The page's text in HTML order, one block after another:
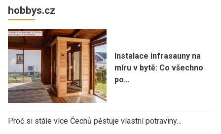
hobbys.cz
Instalace infrasauny na
míru v bytě: Co všechno
po…
Proč si stále více Čechů pěstuje vlastní potraviny…